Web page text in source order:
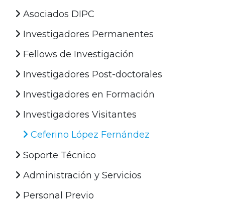
Asociados DIPC
Investigadores Permanentes
Fellows de Investigación
Investigadores Post-doctorales
Investigadores en Formación
Investigadores Visitantes
Ceferino López Fernández
Soporte Técnico
Administración y Servicios
Personal Previo